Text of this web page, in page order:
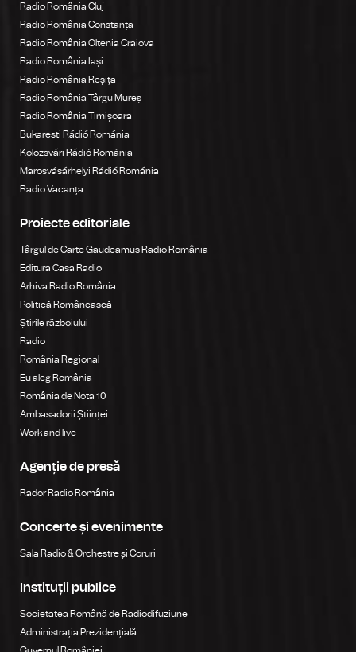
Radio România Cluj
Radio România Constanța
Radio România Oltenia Craiova
Radio România Iași
Radio România Reșița
Radio România Târgu Mureș
Radio România Timișoara
Bukaresti Rádió Románia
Kolozsvári Rádió Románia
Marosvásárhelyi Rádió Románia
Radio Vacanța
Proiecte editoriale
Târgul de Carte Gaudeamus Radio România
Editura Casa Radio
Arhiva Radio România
Politică Românească
Știrile războiului
Radio
România Regional
Eu aleg România
România de Nota 10
Ambasadorii Științei
Work and live
Agenție de presă
Rador Radio România
Concerte și evenimente
Sala Radio & Orchestre și Coruri
Instituții publice
Societatea Română de Radiodifuziune
Administrația Prezidențială